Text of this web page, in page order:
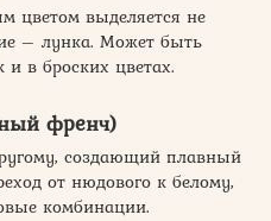
цветом выделяется не
– лунка. Может быть
в броских цветах.
френч)
создающий плавный
от нюдового к белому,
комбинации.